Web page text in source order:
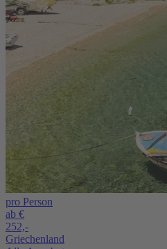
pro Person
ab €
252,-
Griechenland